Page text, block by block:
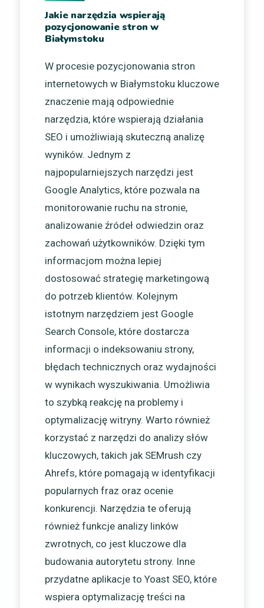
Jakie narzędzia wspierają
pozycjonowanie stron w
Białymstoku
W procesie pozycjonowania stron
internetowych w Białymstoku kluczowe
znaczenie mają odpowiednie
narzędzia, które wspierają działania
SEO i umożliwiają skuteczną analizę
wyników. Jednym z
najpopularniejszych narzędzi jest
Google Analytics, które pozwala na
monitorowanie ruchu na stronie,
analizowanie źródeł odwiedzin oraz
zachowań użytkowników. Dzięki tym
informacjom można lepiej
dostosować strategię marketingową
do potrzeb klientów. Kolejnym
istotnym narzędziem jest Google
Search Console, które dostarcza
informacji o indeksowaniu strony,
błędach technicznych oraz wydajności
w wynikach wyszukiwania. Umożliwia
to szybką reakcję na problemy i
optymalizację witryny. Warto również
korzystać z narzędzi do analizy słów
kluczowych, takich jak SEMrush czy
Ahrefs, które pomagają w identyfikacji
popularnych fraz oraz ocenie
konkurencji. Narzędzia te oferują
również funkcje analizy linków
zwrotnych, co jest kluczowe dla
budowania autorytetu strony. Inne
przydatne aplikacje to Yoast SEO, które
wspiera optymalizację treści na